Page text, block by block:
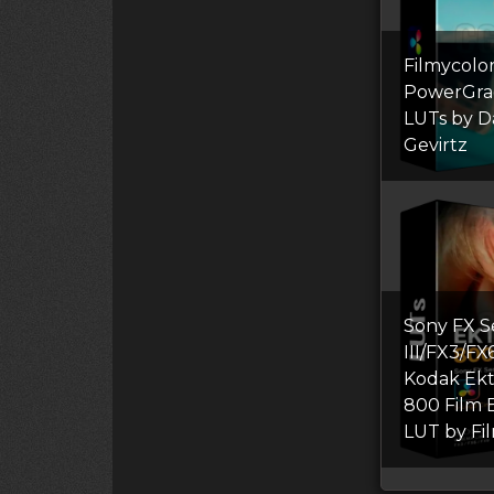
LUTs by
Gevirtz
Sony FX
III/FX3/
Kodak
800 Film
LUT by